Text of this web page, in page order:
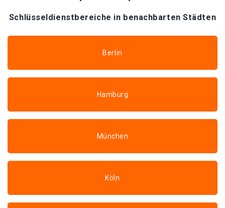
Schlüsseldienstbereiche in benachbarten Städten
Berlin
Hamburg
München
Köln